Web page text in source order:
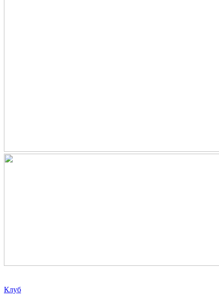
Клуб